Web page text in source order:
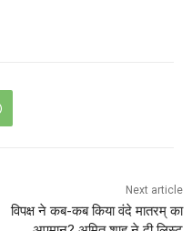
Next article
विपक्ष ने कब-कब किया वंदे मातरम् का